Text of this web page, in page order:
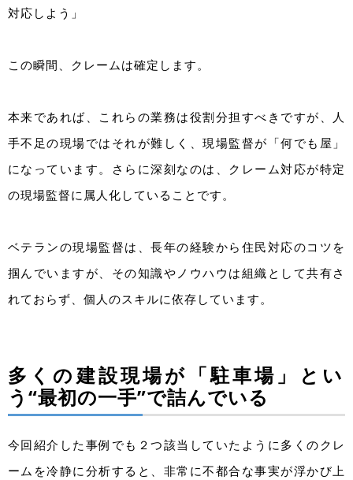
対応しよう」
この瞬間、クレームは確定します。
本来であれば、これらの業務は役割分担すべきですが、人
手不足の現場ではそれが難しく、現場監督が「何でも屋」
になっています。さらに深刻なのは、クレーム対応が特定
の現場監督に属人化していることです。
ベテランの現場監督は、長年の経験から住民対応のコツを
掴んでいますが、その知識やノウハウは組織として共有さ
れておらず、個人のスキルに依存しています。
多くの建設現場が「駐車場」とい
う“最初の一手”で詰んでいる
今回紹介した事例でも２つ該当していたように多くのクレ
ームを冷静に分析すると、非常に不都合な事実が浮かび上